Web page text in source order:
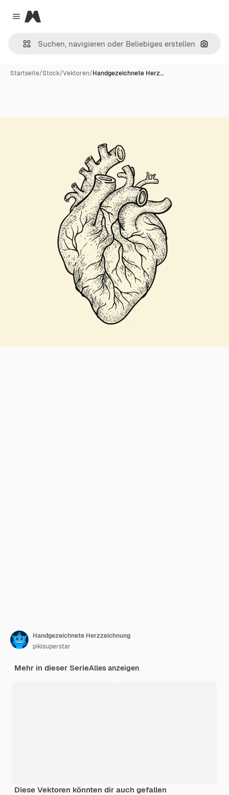
Close menu
Magnific
Nach
Startseite/Stock/Vektoren/Handgezeichnete Herz…
Handgezeichnete Herzzeichnung
pikisuperstar
Mehr in dieser SerieAlles anzeigen
Diese Vektoren könnten dir auch gefallen